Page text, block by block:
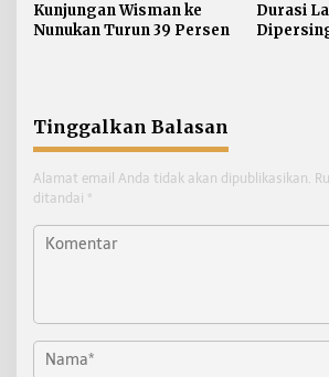
Kunjungan Wisman ke
Nunukan Turun 39 Persen
Durasi
Tinggalkan Balasan
Alamat email Anda tidak akan dipublikasikan.
ditandai *